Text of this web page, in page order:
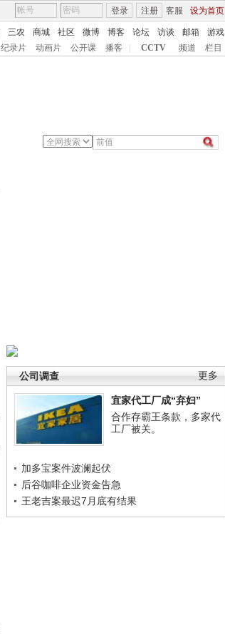
客服 设为首页
登录 注册
三农 商城 社区 微博 博客 论坛 访谈 邮箱
游戏
纪录片 动画片 公开课 播客 CCTV 频道 栏目
更多
公司调查
宜家代工厂成“弃妇”
合作存霸王条款，多家代
工厂被关。
加多宝案件波澜起伏
后谷咖啡企业资金告急
王老吉案最迟7月底有结果